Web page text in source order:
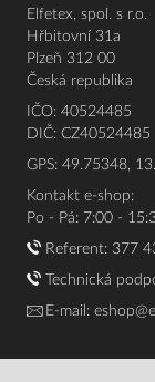
Elfetex, spol. s r.o.
Hřbitovní 31a
Plzeň 312 00
Česká republika
IČO: 40524485
DIČ: CZ40524485
GPS: 49.75348,
Kontakt e-shop:
Po - Pá: 7:00 -
Referent: 377
Technická
E-mail: